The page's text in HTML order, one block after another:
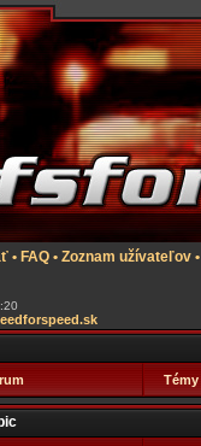
• FAQ • Zoznam užívateľov •
Témy